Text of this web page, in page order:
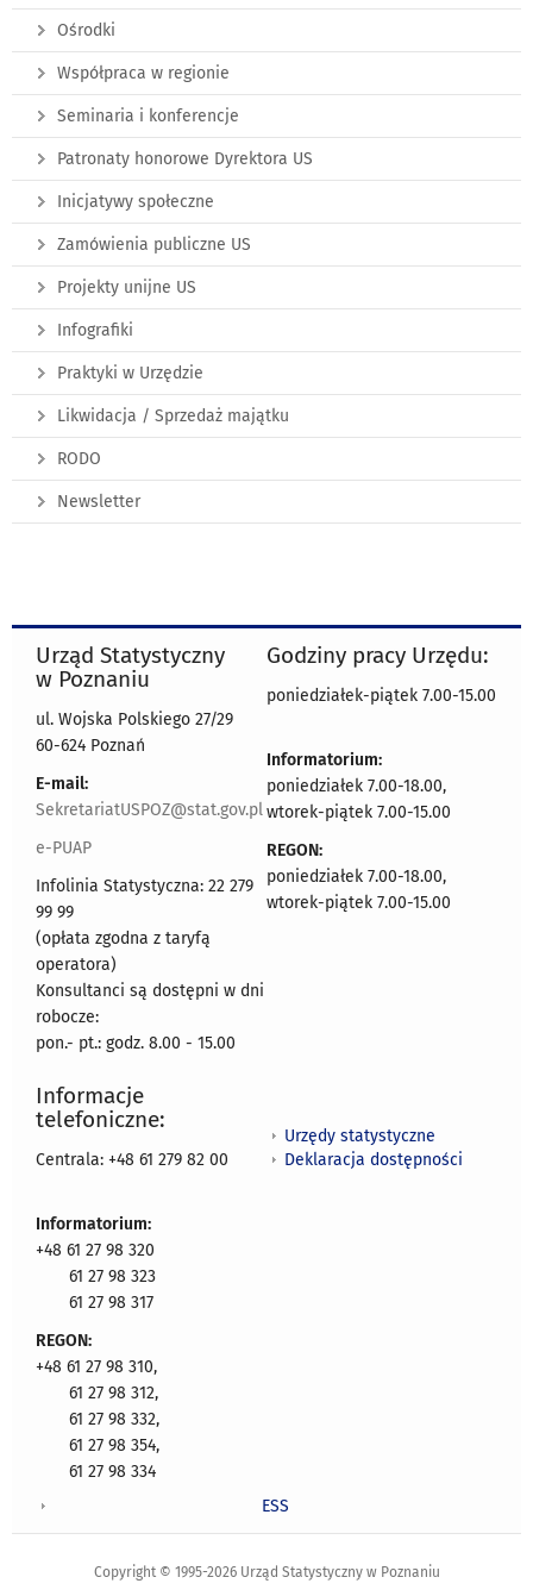
Ośrodki
Współpraca w regionie
Seminaria i konferencje
Patronaty honorowe Dyrektora US
Inicjatywy społeczne
Zamówienia publiczne US
Projekty unijne US
Infografiki
Praktyki w Urzędzie
Likwidacja / Sprzedaż majątku
RODO
Newsletter
Urząd Statystyczny
w Poznaniu
ul. Wojska Polskiego 27/29
60-624 Poznań
E-mail:
SekretariatUSPOZ@stat.gov.pl
e-PUAP
Infolinia Statystyczna: 22 279
99 99
(opłata zgodna z taryfą
operatora)
Konsultanci są dostępni w dni
robocze:
pon.- pt.: godz. 8.00 - 15.00
Godziny pracy Urzędu:
poniedziałek-piątek 7.00-15.00
Informatorium:
poniedziałek 7.00-18.00,
wtorek-piątek 7.00-15.00
REGON:
poniedziałek 7.00-18.00,
wtorek-piątek 7.00-15.00
Informacje
telefoniczne:
Centrala: +48 61 279 82 00
Informatorium:
+48 61 27 98 320
61 27 98 323
61 27 98 317
REGON:
+48 61 27 98 310,
61 27 98 312,
61 27 98 332,
61 27 98 354,
61 27 98 334
Urzędy statystyczne
Deklaracja dostępności
ESS
Copyright © 1995-2026 Urząd Statystyczny w Poznaniu